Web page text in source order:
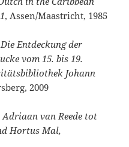
, Assen/Maastricht, 1985
Die Entdeckung der
vom 15. bis 19.
Johann
2009
van Reede tot
Hortus Mal,